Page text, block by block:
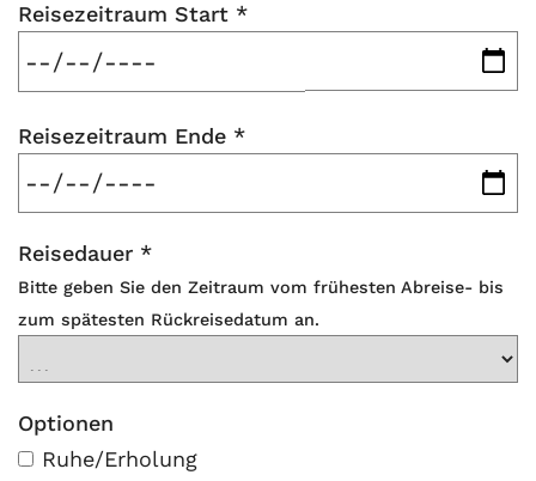
Reisezeitraum Start *
Reisezeitraum Ende *
Reisedauer *
Bitte geben Sie den Zeitraum vom frühesten Abreise- bis
zum spätesten Rückreisedatum an.
Optionen
Ruhe/Erholung